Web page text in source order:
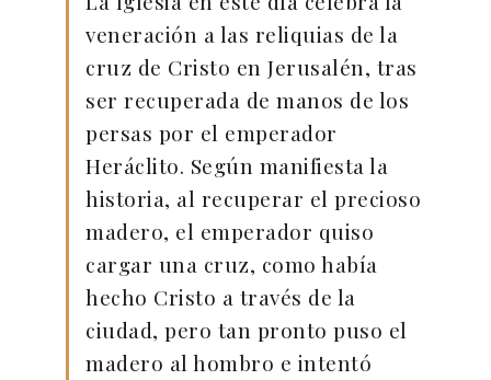
veneración a las reliquias de la
cruz de Cristo en Jerusalén, tras
ser recuperada de manos de los
persas por el emperador
Heráclito. Según manifiesta la
historia, al recuperar el precioso
madero, el emperador quiso
cargar una cruz, como había
hecho Cristo a través de la
ciudad, pero tan pronto puso el
madero al hombro e intentó